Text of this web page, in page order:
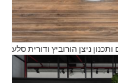
ניצן הורוביץ ודורית סלע